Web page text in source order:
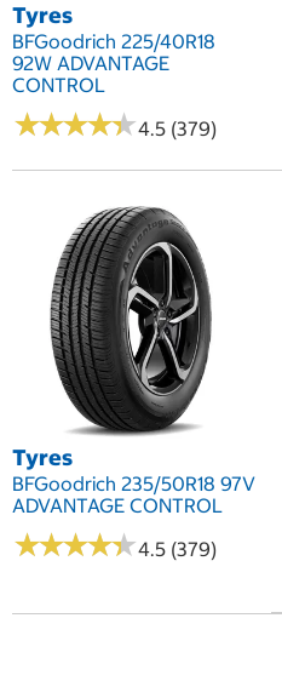
Tyres
BFGoodrich 225/40R18
92W ADVANTAGE
CONTROL
★★★★★
★★★★★4.5 (379)
Tyres
BFGoodrich 235/50R18 97V
ADVANTAGE CONTROL
★★★★★
★★★★★4.5 (379)